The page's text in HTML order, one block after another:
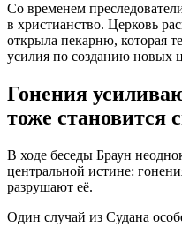
Со временем
в христианство. Церковь
открыла пекарню, которая
усилия по созданию новых
Гонения
тоже становится
В ходе беседы Браун
центральной истине:
разрушают её.
Один случай из Судана